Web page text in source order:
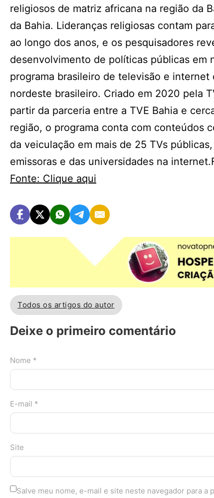
religiosos de matriz africana na região da
da Bahia. Lideranças religiosas contam
ao longo dos anos, e os pesquisadores
desenvolvimento de políticas públicas em
programa brasileiro de televisão e
nordeste brasileiro. Criado em 2020 pela
partir da parceria entre a TVE Bahia e
região, o programa conta com conteúdos
da veiculação em mais de 25 TVs
emissoras e das universidades na
Fonte: Clique aqui
Todos os artigos do autor
Deixe o primeiro comentário
Nome *
E-mail *
Site
Salve meu nome, e-mail e site neste navegador para a